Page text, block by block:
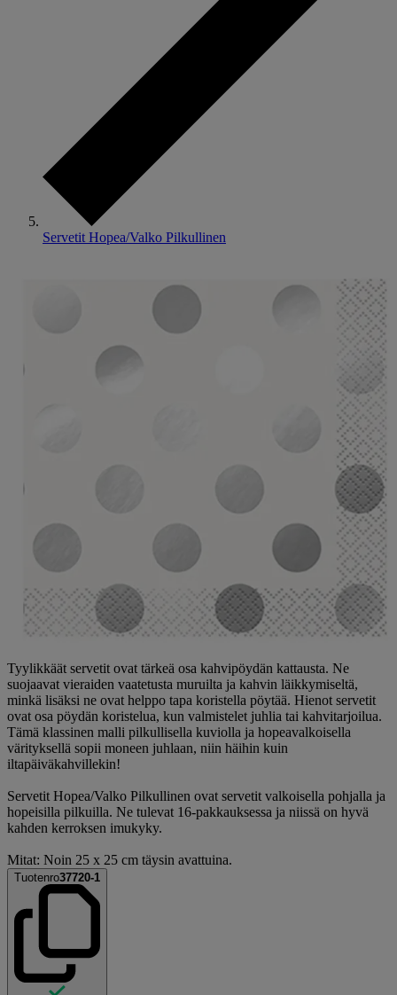
Servetit Hopea/Valko Pilkullinen
Tyylikkäät servetit ovat tärkeä osa kahvipöydän kattausta. Ne
suojaavat vieraiden vaatetusta muruilta ja kahvin läikkymiseltä,
minkä lisäksi ne ovat helppo tapa koristella pöytää. Hienot servetit
ovat osa pöydän koristelua, kun valmistelet juhlia tai kahvitarjoilua.
Tämä klassinen malli pilkullisella kuviolla ja hopeavalkoisella
värityksellä sopii moneen juhlaan, niin häihin kuin
iltapäiväkahvillekin!
Servetit Hopea/Valko Pilkullinen ovat servetit valkoisella pohjalla ja
hopeisilla pilkuilla. Ne tulevat 16-pakkauksessa ja niissä on hyvä
kahden kerroksen imukyky.
Mitat: Noin 25 x 25 cm täysin avattuina.
Tuotenro37720-1